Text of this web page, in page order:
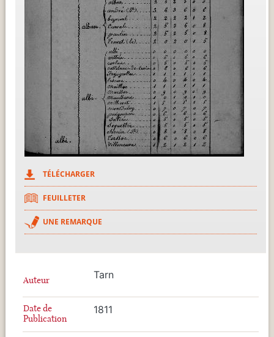
TÉLÉCHARGER
FEUILLETER
UNE REMARQUE
Auteur Tarn
Date de
Publication
1811